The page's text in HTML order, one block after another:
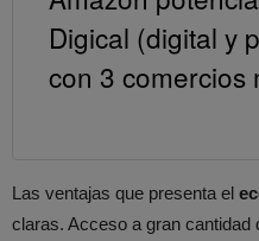
Digical (digital y
con 3 comercios
Las ventajas que presenta el
claras. Acceso a gran cantidad